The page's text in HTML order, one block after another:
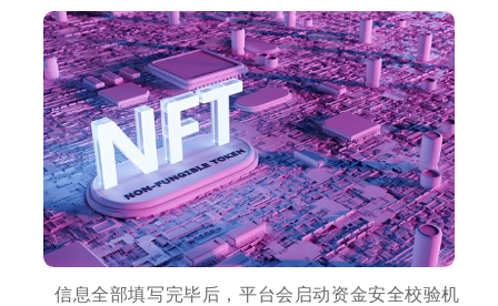
信息全部填写完毕后，平台会启动资金安全校验机